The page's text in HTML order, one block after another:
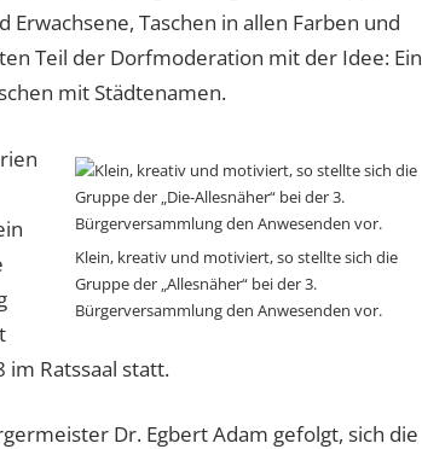
Taschen in allen Farben und
Teil der Dorfmoderation mit der Idee: Ein
mit Städtenamen.
Klein, kreativ und motiviert, so stellte sich die
Gruppe der „Allesnäher“ bei der 3.
Bürgerversammlung den Anwesenden vor.
Ratssaal statt.
Dr. Egbert Adam gefolgt, sich die